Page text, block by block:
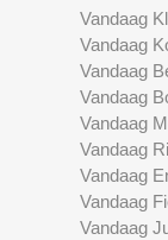
Vandaag
Vandaag
Vandaag
Vandaag
Vandaag
Vandaag
Vandaag
Vandaag
Vandaag